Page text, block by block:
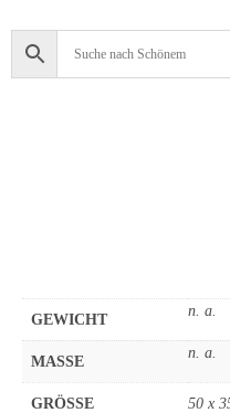
GEWICHT
n. a.
MASSE
n. a.
GRÖSSE 50 x